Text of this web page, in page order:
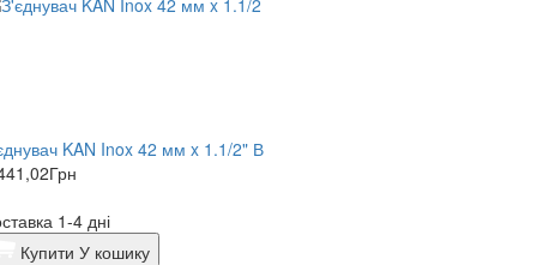
KAN Inox 42 мм x 1.1/2" В
Грн
1-4 дні
Купити У кошику